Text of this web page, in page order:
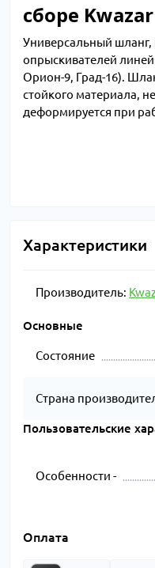
сборе Kwazar
Универсальный шланг,
опрыскивателей
Орион-9, Град-16).
стойкого материала,
деформируется при
Характеристики
Производитель:
Основные
Состояние
Страна
Пользовательские
Особенности -
Оплата